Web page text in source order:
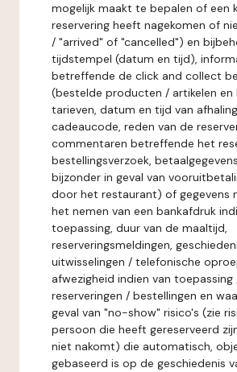
mogelijk maakt te bepalen of een
reservering heeft nagekomen of
/ "arrived" of "cancelled") en
tijdstempel (datum en tijd),
betreffende de click and collect
(bestelde producten / artikelen en
tarieven, datum en tijd van
cadeaucode, reden van de
commentaren betreffende het
bestellingsverzoek,
bijzonder in geval van
door het restaurant) of gegevens
het nemen van een bankafdruk
toepassing, duur van de maaltijd,
reserveringsmeldingen,
uitwisselingen / telefonische
afwezigheid indien van toepassing
reserveringen / bestellingen en
geval van "no-show" risico's (zie
persoon die heeft gereserveerd
niet nakomt) die automatisch,
gebaseerd is op de geschiedenis